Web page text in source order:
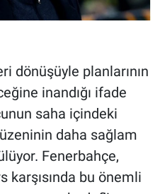
dönüşüyle planlarının
inandığı ifade
saha içindeki
daha sağlam
. Fenerbahçe,
karşısında bu önemli